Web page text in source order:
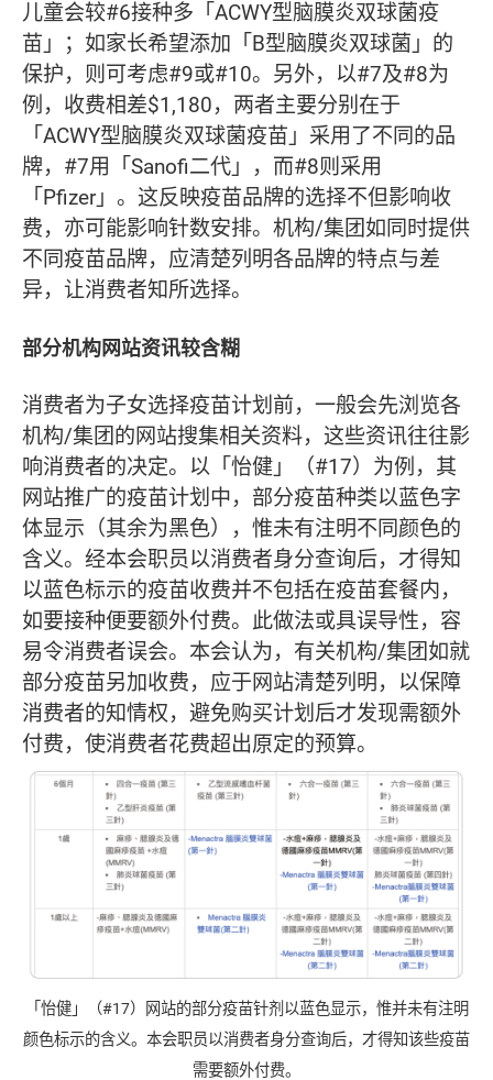
儿童会较#6接种多「ACWY型脑膜炎双球菌疫
苗」；如家长希望添加「B型脑膜炎双球菌」的
保护，则可考虑#9或#10。另外，以#7及#8为
例，收费相差$1,180，两者主要分别在于
「ACWY型脑膜炎双球菌疫苗」采用了不同的品
牌，#7用「Sanofi二代」，而#8则采用
「Pfizer」。这反映疫苗品牌的选择不但影响收
费，亦可能影响针数安排。机构/集团如同时提供
不同疫苗品牌，应清楚列明各品牌的特点与差
异，让消费者知所选择。
部分机构网站资讯较含糊
消费者为子女选择疫苗计划前，一般会先浏览各
机构/集团的网站搜集相关资料，这些资讯往往影
响消费者的决定。以「怡健」（#17）为例，其
网站推广的疫苗计划中，部分疫苗种类以蓝色字
体显示（其余为黑色），惟未有注明不同颜色的
含义。经本会职员以消费者身分查询后，才得知
以蓝色标示的疫苗收费并不包括在疫苗套餐内，
如要接种便要额外付费。此做法或具误导性，容
易令消费者误会。本会认为，有关机构/集团如就
部分疫苗另加收费，应于网站清楚列明，以保障
消费者的知情权，避免购买计划后才发现需额外
付费，使消费者花费超出原定的预算。
「怡健」（#17）网站的部分疫苗针剂以蓝色显示，惟并未有注明
颜色标示的含义。本会职员以消费者身分查询后，才得知该些疫苗
需要额外付费。